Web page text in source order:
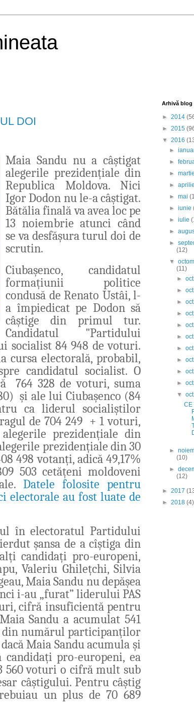
DOI
Maia Sandu nu a câștigat
alegerile prezidențiale din
Republica Moldova. Nici
Igor Dodon nu le-a câștigat.
Bătălia finală va avea loc pe
13 noiembrie atunci când
se va desfășura turul doi de
scrutin.
Ciubașenco, candidatul
formațiunii politice
condusă de Renato Ustâi, l-
a împiedicat pe Dodon să
câștige din primul tur.
Candidatul "Partidului
socialist 84 948 de voturi.
cursa electorală, probabil,
candidatul socialist. O
764 328 de voturi, suma
și ale lui Ciubașenco (84
ca liderul socialiștilor
de 704 249 + 1 voturi,
prezidențiale din
prezidențiale din 30
498 votanți, adică 49,17%
503 cetățeni moldoveni
Datele folosite pentru
electorale au fost luate de
în electoratul Partidului
șansa de a cîștiga din
candidați pro-europeni,
Valeriu Ghilețchi, Silvia
Maia Sandu nu depășea
i-au „furat” liderului PAS
cifră insuficientă pentru
Maia Sandu a acumulat 541
din numărul participanților
Maia Sandu acumula și
pro-europeni, ea
560 voturi o cifră mult sub
câștigului. Pentru câștig
un plus de 70 689
Arhivă blog
► 2014
► 2015
▼ 2016
►
►
►
►
►mai
►iunie
►iulie
►
►
(12)
▼
(11)
►
►
►
►
►
►
►
►
►
►
▼
CE
►
(10)
►
(12)
► 2017
► 2018 (4)